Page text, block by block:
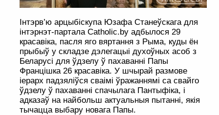
Інтэрв’ю арцыбіскупа Юзафа Станеўскага для
інтэрнэт-партала Catholic.by адбылося 29
красавіка, пасля яго вяртання з Рыма, куды ён
прыбыў у складзе дэлегацыі духоўных асоб з
Беларусі для ўдзелу ў пахаванні Папы
Францішка 26 красавіка. У шчырай размове
іерарх падзяліўся сваімі ўражаннямі са свайго
ўдзелу ў пахаванні спачылага Пантыфіка, і
адказаў на найбольш актуальныя пытанні, якія
тычацца выбару новага Папы.